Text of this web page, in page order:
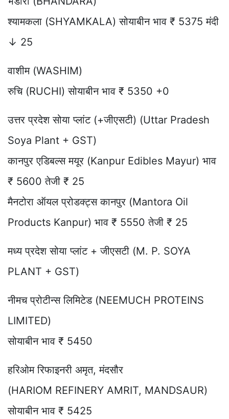
श्यामकला (SHYAMKALA) सोयाबीन भाव ₹ 5375 मंदी
↓ 25
वाशीम (WASHIM)
रुचि (RUCHI) सोयाबीन भाव ₹ 5350 +0
उत्तर प्रदेश सोया प्लांट (+जीएसटी) (Uttar Pradesh
Soya Plant + GST)
कानपुर एडिबल्स मयूर (Kanpur Edibles Mayur) भाव
₹ 5600 तेजी ₹ 25
मैनटोरा ऑयल प्रोडक्ट्स कानपुर (Mantora Oil
Products Kanpur) भाव ₹ 5550 तेजी ₹ 25
मध्य प्रदेश सोया प्लांट + जीएसटी (M. P. SOYA
PLANT + GST)
नीमच प्रोटीन्स लिमिटेड (NEEMUCH PROTEINS
LIMITED)
सोयाबीन भाव ₹ 5450
हरिओम रिफाइनरी अमृत, मंदसौर
(HARIOM REFINERY AMRIT, MANDSAUR)
सोयाबीन भाव ₹ 5425